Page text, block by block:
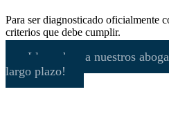
Para ser diagnosticado oficialmente
criterios que debe cumplir.
¡Llame hoy a nuestros
largo plazo!